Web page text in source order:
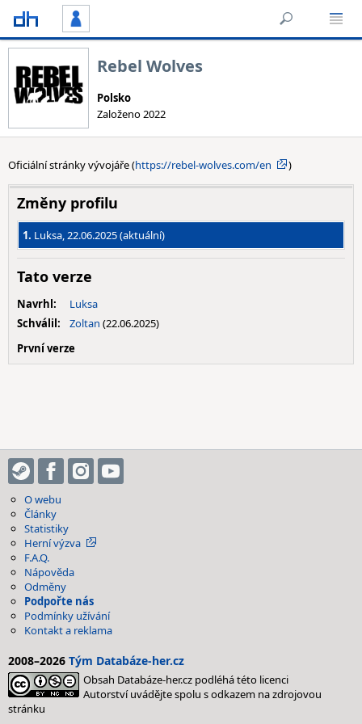
Rebel Wolves
Polsko
Založeno 2022
Oficiální stránky vývojáře (https://rebel-wolves.com/en )
Změny profilu
1. Luksa, 22.06.2025 (aktuální)
Tato verze
Navrhl:
Luksa
Schválil:
Zoltan (22.06.2025)
První verze
O webu
Články
Statistiky
Herní výzva
F.A.Q.
Nápověda
Odměny
Podpořte nás
Podmínky užívání
Kontakt a reklama
2008–2026 Tým Databáze-her.cz
Obsah Databáze-her.cz podléhá této licenci
Autorství uvádějte spolu s odkazem na zdrojovou
stránku